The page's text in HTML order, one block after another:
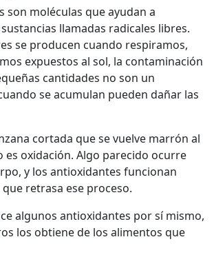
son moléculas que ayudan a
llamadas radicales libres.
se producen cuando respiramos,
expuestos al sol, la contaminación
cantidades no son un
se acumulan pueden dañar las
cortada que se vuelve marrón al
es oxidación. Algo parecido ocurre
y los antioxidantes funcionan
retrasa ese proceso.
algunos antioxidantes por sí mismo,
los obtiene de los alimentos que